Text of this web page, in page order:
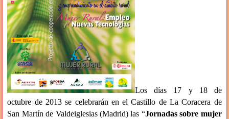
Los días 17 y 18 de
octubre de 2013 se celebrarán en el Castillo de La Coracera de
San Martín de Valdeiglesias (Madrid) las “Jornadas sobre mujer